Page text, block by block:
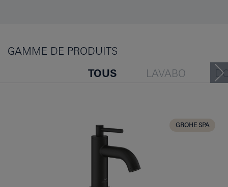
GAMME DE PRODUITS
TOUS LAVABO
GROHE SPA